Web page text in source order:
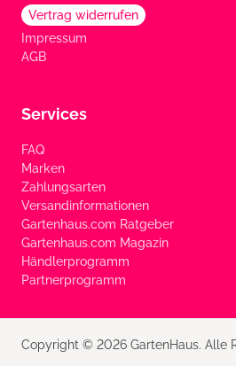
Vertrag widerrufen
Impressum
AGB
Services
FAQ
Marken
Zahlungsarten
Versandinformationen
Gartenhaus.com Ratgeber
Gartenhaus.com Magazin
Händlerprogramm
Partnerprogramm
Copyright © 2026 GartenHaus. Alle